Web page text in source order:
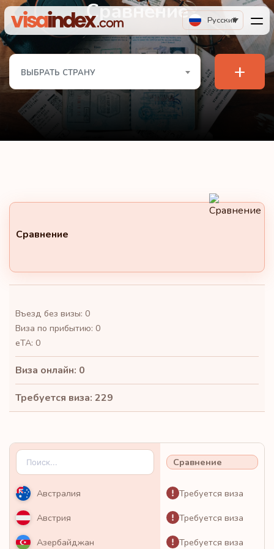
Русский
Сравнение
ВЫБРАТЬ СТРАНУ +
Сравнение
Въезд без визы: 0
Виза по прибытию: 0
eTA: 0
Виза онлайн: 0
Требуется виза: 229
Сравнение
Австралия Требуется виза
Австрия Требуется виза
Азербайджан Требуется виза